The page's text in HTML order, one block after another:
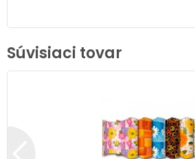
Súvisiaci tovar